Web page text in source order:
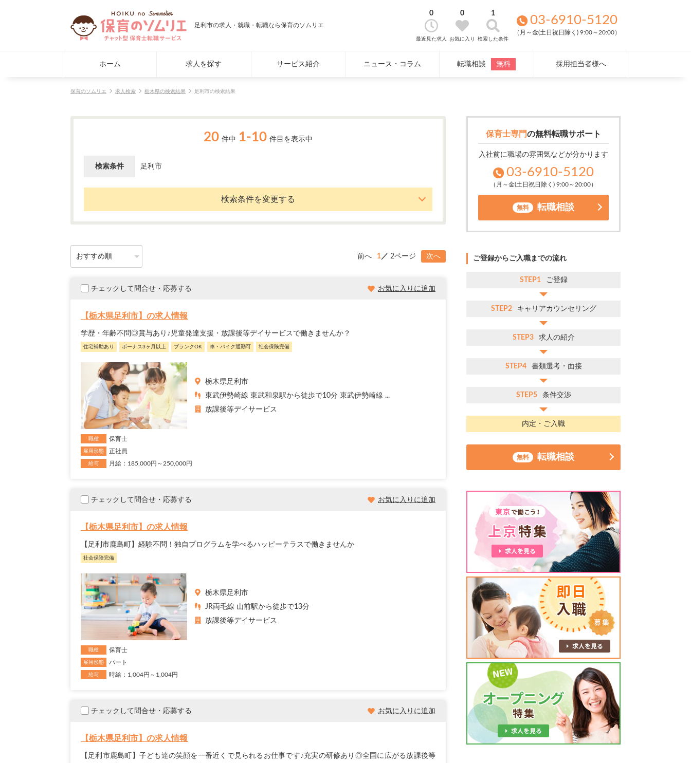
足利市の求人・就職・転職なら保育のソムリエ
0
最近見た求人
0
お気に入り
1
検索した条件
03-6910-5120
（月～金(土日祝日除く) 9:00～20:00）
ホーム 求人を探す サービス紹介 ニュース・コラム 転職相談 無料 採用担当者様へ
保育のソムリエ 求人検索 栃木県の検索結果 足利市の検索結果
20 件中 1-10 件目を表示中
検索条件 足利市
検索条件を変更する
前へ 1 2ページ 次へ
チェックして問合せ・応募する お気に入りに追加
【栃木県足利市】の求人情報
学歴・年齢不問◎賞与あり♪児童発達支援・放課後等デイサービスで働きませんか？
住宅補助あり ボーナス3ヶ月以上 ブランクOK 車・バイク通勤可 社会保険完備
栃木県足利市
東武伊勢崎線 東武和泉駅から徒歩で10分 東武伊勢崎線 ...
放課後等デイサービス
職種 保育士
雇用形態 正社員
給与 月給：185,000円～250,000円
チェックして問合せ・応募する お気に入りに追加
【栃木県足利市】の求人情報
【足利市鹿島町】経験不問！独自プログラムを学べるハッピーテラスで働きませんか
社会保険完備
栃木県足利市
JR両毛線 山前駅から徒歩で13分
放課後等デイサービス
職種 保育士
雇用形態 パート
給与 時給：1,004円～1,004円
チェックして問合せ・応募する お気に入りに追加
【栃木県足利市】の求人情報
【足利市鹿島町】子ども達の笑顔を一番近くで見られるお仕事です♪充実の研修あり◎全国に広がる放課後等
保育士専門の無料転職サポート
入社前に職場の雰囲気などが分かります
03-6910-5120
（月～金(土日祝日除く) 9:00～20:00）
無料 転職相談
ご登録からご入職までの流れ
STEP1 ご登録
STEP2 キャリアカウンセリング
STEP3 求人の紹介
STEP4 書類選考・面接
STEP5 条件交渉
内定・ご入職
無料 転職相談